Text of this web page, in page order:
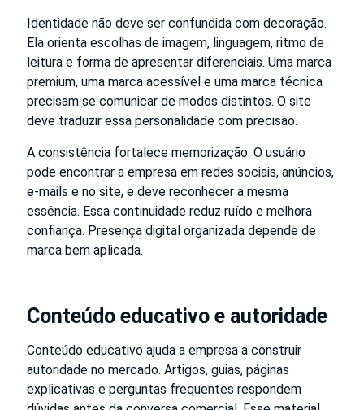
Identidade não deve ser confundida com decoração.
Ela orienta escolhas de imagem, linguagem, ritmo de
leitura e forma de apresentar diferenciais. Uma marca
premium, uma marca acessível e uma marca técnica
precisam se comunicar de modos distintos. O site
deve traduzir essa personalidade com precisão.
A consistência fortalece memorização. O usuário
pode encontrar a empresa em redes sociais, anúncios,
e-mails e no site, e deve reconhecer a mesma
essência. Essa continuidade reduz ruído e melhora
confiança. Presença digital organizada depende de
marca bem aplicada.
Conteúdo educativo e autoridade
Conteúdo educativo ajuda a empresa a construir
autoridade no mercado. Artigos, guias, páginas
explicativas e perguntas frequentes respondem